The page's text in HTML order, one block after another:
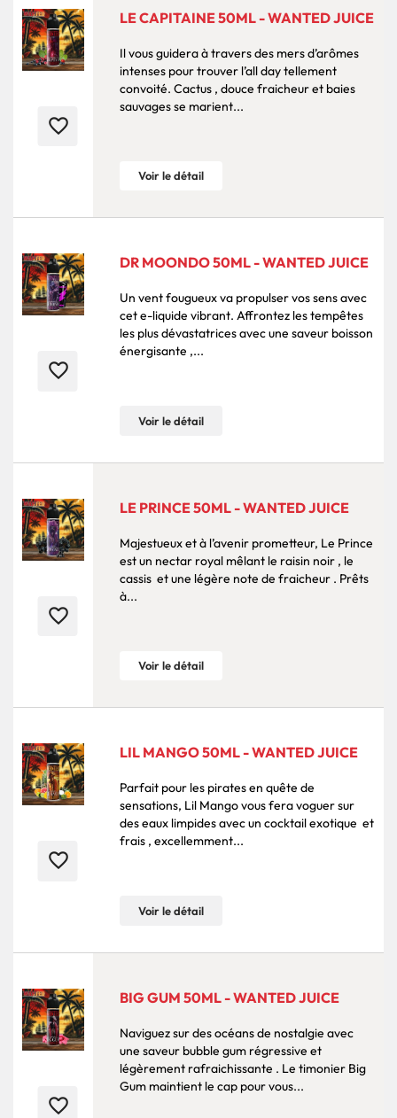
favorite_border
LE CAPITAINE 50ML - WANTED JUICE
Il vous guidera à travers des mers d’arômes
intenses pour trouver l’all day tellement
convoité. Cactus , douce fraicheur et baies
sauvages se marient...
Voir le détail
favorite_border
DR MOONDO 50ML - WANTED JUICE
Un vent fougueux va propulser vos sens avec
cet e-liquide vibrant. Affrontez les tempêtes
les plus dévastatrices avec une saveur boisson
énergisante ,...
Voir le détail
favorite_border
LE PRINCE 50ML - WANTED JUICE
Majestueux et à l’avenir prometteur, Le Prince
est un nectar royal mêlant le raisin noir , le
cassis et une légère note de fraicheur . Prêts
à...
Voir le détail
favorite_border
LIL MANGO 50ML - WANTED JUICE
Parfait pour les pirates en quête de
sensations, Lil Mango vous fera voguer sur
des eaux limpides avec un cocktail exotique et
frais , excellemment...
Voir le détail
favorite_border
BIG GUM 50ML - WANTED JUICE
Naviguez sur des océans de nostalgie avec
une saveur bubble gum régressive et
légèrement rafraichissante . Le timonier Big
Gum maintient le cap pour vous...